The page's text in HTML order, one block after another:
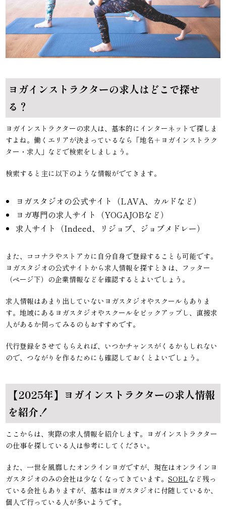
ヨガインストラクターの求人はどこで探せ
る？
ヨガインストラクターの求人は、基本的にインターネットで探しま
すよね。働くエリアが決まっているなら「地名＋ヨガインストラク
ター・求人」などで検索をしましょう。
検索すると主に以下のような情報がでてきます。
ヨガスタジオの公式サイト（LAVA、カルドなど）
ヨガ専門の求人サイト（YOGAJOBなど）
求人サイト（Indeed、リジョブ、ジョブメドレー）
また、ココナラやストアカに自分自身で登録することも可能です。
ヨガスタジオの公式サイトから求人情報を探すときは、フッター
（ページ下）の企業情報などを確認するとよいでしょう。
求人情報はあまり出していないヨガスタジオやスクールもありま
す。地域にあるヨガスタジオやスクールをピックアップし、直接求
人があるか伺ってみるのもおすすめです。
代行登録をさせてもらえれば、いつかチャンスがくるかもしれない
ので、つながりを作るためにも確認しておくとよいでしょう。
【2025年】ヨガインストラクターの求人情報
を紹介！
ここからは、実際の求人情報を紹介します。ヨガインストラクター
の仕事を探している人は参考にしてください。
また、一世を風靡したオンラインヨガですが、現在はオンラインヨ
ガスタジオのみの会社は少なくなってきています。SOELなど残っ
ている会社もありますが、基本はヨガスタジオに付随しているか、
個人で行っている人が多いようです。